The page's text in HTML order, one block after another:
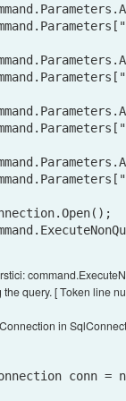
query. [ Token line
in
conn =